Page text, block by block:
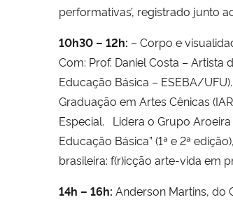
performativas’, registrado junto
10h30 – 12h: – Corpo e
Com: Prof. Daniel Costa –
Educação Básica – ESEBA/
Graduação em Artes Cênicas
Especial. Lidera o Grupo
Educação Básica” (1ª e 2ª
brasileira: f(r)icção arte-vida em
14h – 16h: Anderson Martins, do